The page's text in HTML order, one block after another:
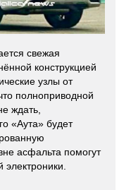
свежая
конструкцией
узлы от
полноприводной
ждать,
«Аута» будет
асфальта помогут